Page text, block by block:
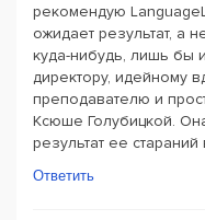
рекомендую
ожидает результат, а
куда-нибудь, лишь бы
директору, идейному
преподавателю и
Ксюше Голубицкой.
результат ее
Ответить